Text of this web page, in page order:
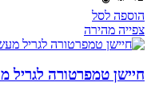
הוספה לסל
צפייה מהירה
חיישן טמפרטורה לגריל מעשנה